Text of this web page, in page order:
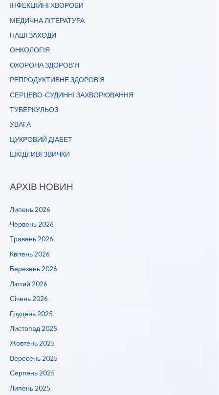
ІНФЕКЦІЙНІ ХВОРОБИ
МЕДИЧНА ЛІТЕРАТУРА
НАШІ ЗАХОДИ
ОНКОЛОГІЯ
ОХОРОНА ЗДОРОВ'Я
РЕПРОДУКТИВНЕ ЗДОРОВ'Я
СЕРЦЕВО-СУДИННІ ЗАХВОРЮВАННЯ
ТУБЕРКУЛЬОЗ
УВАГА
ЦУКРОВИЙ ДІАБЕТ
ШКІДЛИВІ ЗВИЧКИ
АРХІВ НОВИН
Липень 2026
Червень 2026
Травень 2026
Квітень 2026
Березень 2026
Лютий 2026
Січень 2026
Грудень 2025
Листопад 2025
Жовтень 2025
Вересень 2025
Серпень 2025
Липень 2025